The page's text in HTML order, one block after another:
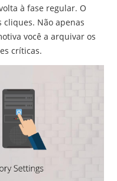
à fase regular. O
cliques. Não apenas
você a arquivar os
críticas.